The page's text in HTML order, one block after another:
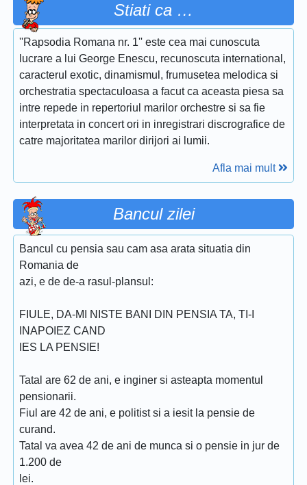
Stiati ca …
''Rapsodia Romana nr. 1'' este cea mai cunoscuta
lucrare a lui George Enescu, recunoscuta international,
caracterul exotic, dinamismul, frumusetea melodica si
orchestratia spectaculoasa a facut ca aceasta piesa sa
intre repede in repertoriul marilor orchestre si sa fie
interpretata in concert ori in inregistrari discrografice de
catre majoritatea marilor dirijori ai lumii.
Afla mai mult
Bancul zilei
Bancul cu pensia sau cam asa arata situatia din
Romania de
azi, e de de-a rasul-plansul:
FIULE, DA-MI NISTE BANI DIN PENSIA TA, TI-I
INAPOIEZ CAND
IES LA PENSIE!
Tatal are 62 de ani, e inginer si asteapta momentul
pensionarii.
Fiul are 42 de ani, e politist si a iesit la pensie de
curand.
Tatal va avea 42 de ani de munca si o pensie in jur de
1.200 de
lei.